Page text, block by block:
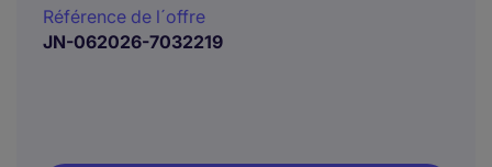
Référence de l´offre
JN-062026-7032219